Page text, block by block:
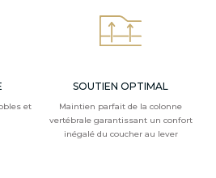
et
SOUTIEN OPTIMAL
Maintien parfait de la colonne
vertébrale garantissant un confort
inégalé du coucher au lever